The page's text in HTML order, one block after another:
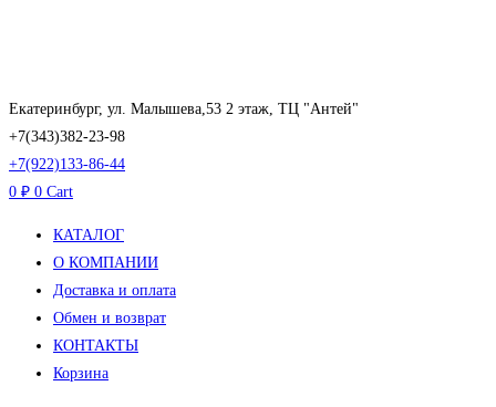
Екатеринбург, ул. Малышева,53 2 этаж, ТЦ "Антей"
+7(343)382-23-98
+7(922)133-86-44
0 ₽ 0 Cart
КАТАЛОГ
О КОМПАНИИ
Доставка и оплата
Обмен и возврат
КОНТАКТЫ
Корзина